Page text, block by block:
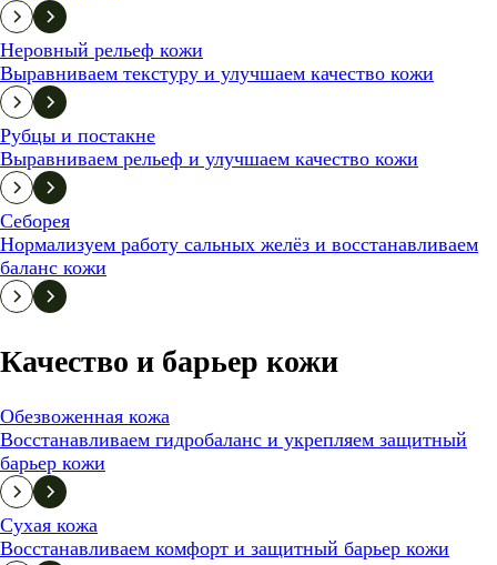
Неровный рельеф кожи
Выравниваем текстуру и улучшаем качество кожи
Рубцы и постакне
Выравниваем рельеф и улучшаем качество кожи
Себорея
Нормализуем работу сальных желёз и восстанавливаем
баланс кожи
Качество и барьер кожи
Обезвоженная кожа
Восстанавливаем гидробаланс и укрепляем защитный
барьер кожи
Сухая кожа
Восстанавливаем комфорт и защитный барьер кожи